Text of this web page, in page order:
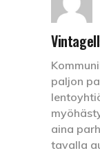
paljon
aina
tavalla